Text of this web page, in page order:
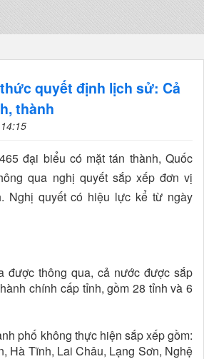
quyết định lịch sử: Cả
thành
đại biểu có mặt tán thành, Quốc
qua nghị quyết sắp xếp đơn vị
Nghị quyết có hiệu lực kể từ ngày
được thông qua, cả nước được sắp
chính cấp tỉnh, gồm 28 tỉnh và 6
phố không thực hiện sắp xếp gồm:
Hà Tĩnh, Lai Châu, Lạng Sơn, Nghệ